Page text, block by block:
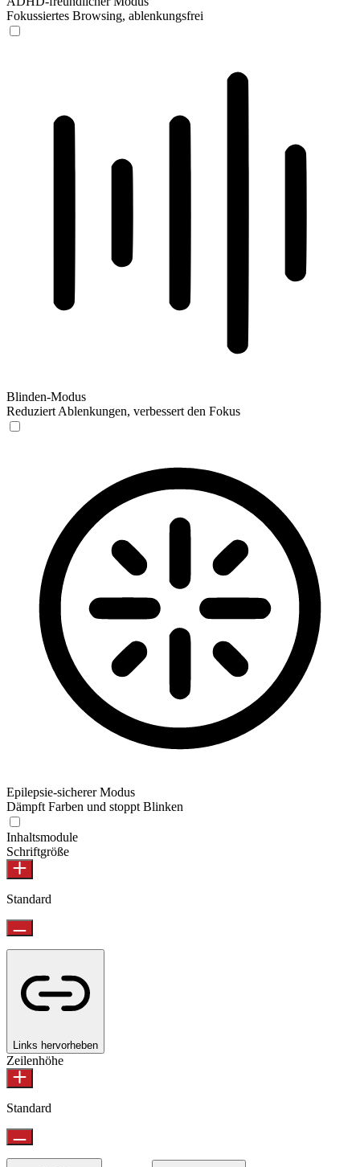
Fokussiertes Browsing, ablenkungsfrei
Blinden-Modus
Reduziert Ablenkungen, verbessert den Fokus
Epilepsie-sicherer Modus
Dämpft Farben und stoppt Blinken
Inhaltsmodule
Schriftgröße
Standard
Links hervorheben
Zeilenhöhe
Standard